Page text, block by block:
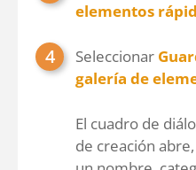
elementos
Seleccionar
galería de
El cuadro de
de creación